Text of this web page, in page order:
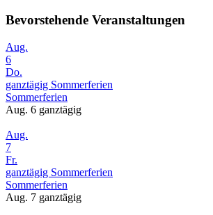
Bevorstehende Veranstaltungen
Aug.
6
Do.
ganztägig Sommerferien
Sommerferien
Aug. 6 ganztägig
Aug.
7
Fr.
ganztägig Sommerferien
Sommerferien
Aug. 7 ganztägig